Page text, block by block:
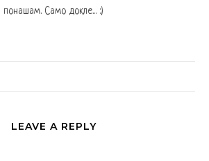
понашам. Само докле... :)
LEAVE A REPLY